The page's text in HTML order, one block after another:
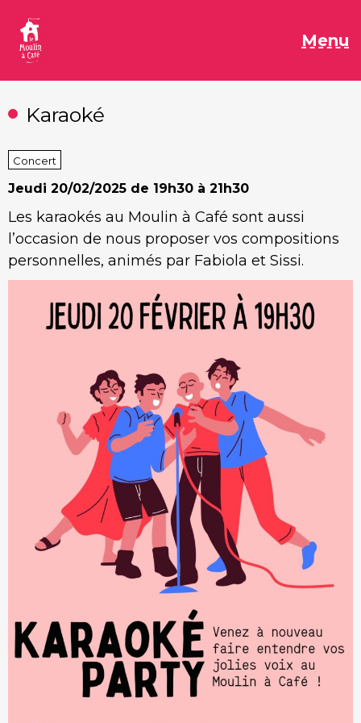
contenu
Menu
Karaoké
Concert
Jeudi 20/02/2025 de 19h30 à 21h30
Les karaokés au Moulin à Café sont aussi
l’occasion de nous proposer vos compositions
personnelles, animés par Fabiola et Sissi.